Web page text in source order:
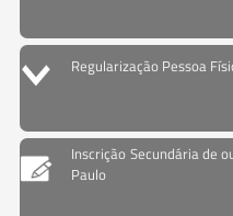
Regularização Pessoa
Inscrição Secundária de
Paulo